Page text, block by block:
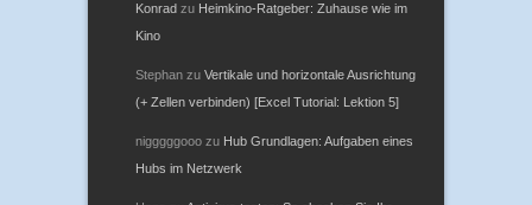
Konrad zu Heimkino-Ratgeber: Zuhause wie im
Kino
Stephan zu Vertikale und horizontale Ausrichtung
(+ Zellen verbinden) [Excel Tutorial: Lektion 5]
nigggggooo zu Hub Grundlagen: Aufgaben eines
Hubs im Netzwerk